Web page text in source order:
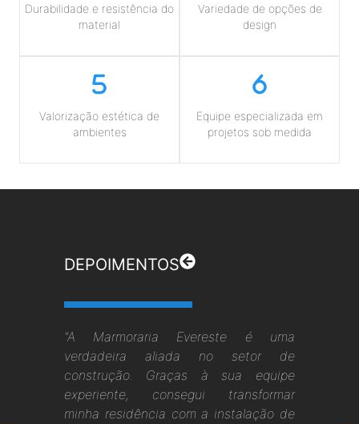
Durabilidade e resistência do
material
Variedade de opções de
design
Valorização estética de
ambientes
Equipe especializada em
projetos sob medida
DEPOIMENTOS
"A Marmoraria Evereste é uma
verdadeira aliada no setor de
construção. Graças à sua equipe
experiente, consegui transformar
minha residência com a instalação de